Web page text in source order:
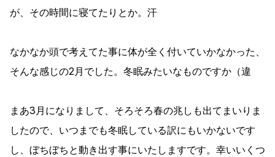
が、その時間に寝てたりとか。汗
なかなか頭で考えてた事に体が全く付いていかなかった、
そんな感じの2月でした。冬眠みたいなものですか（違
まあ3月になりまして、そろそろ春の兆しも出てまいりま
したので、いつまでも冬眠している訳にもいかないです
し、ぼちぼちと動き出す事にいたしますです。幸いいくつ